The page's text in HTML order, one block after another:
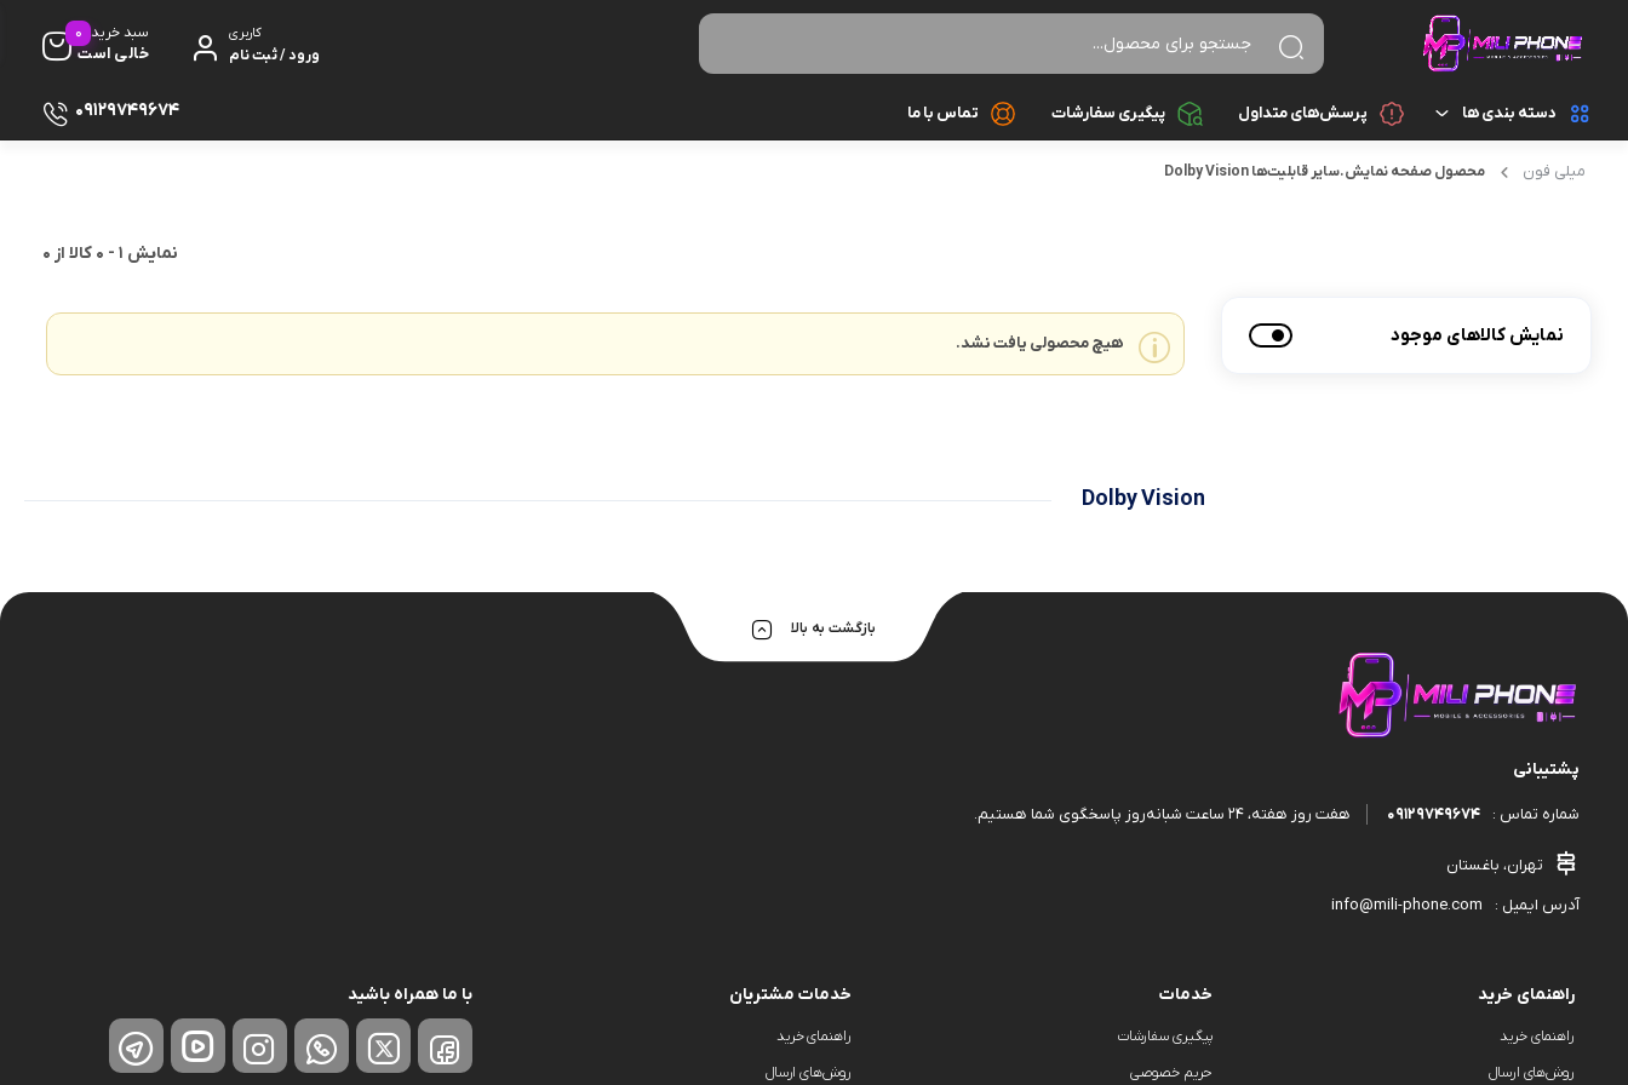
کاربری
ورود / ثبت نام
سبد خرید
خالی است
0
دسته بندی ها
تجهیزات جانبی
تبدیل و رابط
شارژ و آداپتور
پرسش‌های متداول پیگیری سفارشات تماس با ما 09129749674
میلی فون محصول صفحه نمايش.ساير قابليت‌هاDolby Vision
نمایش کالاهای موجود
نمایش 1
-
0 کالا از 0
هیچ محصولی یافت نشد.
Dolby Vision
بازگشت به بالا
پشتیبانی
شماره تماس : 09129749674 هفت روز هفته، ۲۴ ساعت شبانه‌روز پاسخگوی شما هستیم.
تهران، باغستان
آدرس ایمیل :
info@mili-phone.com
راهنمای خرید
راهنمای خرید
روش‌های ارسال
خدمات
پیگیری سفارشات
حریم خصوصی
خدمات مشتریان
راهنمای خرید
روش‌های ارسال
با ما همراه باشید